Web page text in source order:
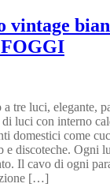
vintage
tre luci, elegante,
luci con interno
domestici come
e discoteche. Ogni
Il cavo di ogni
[…]